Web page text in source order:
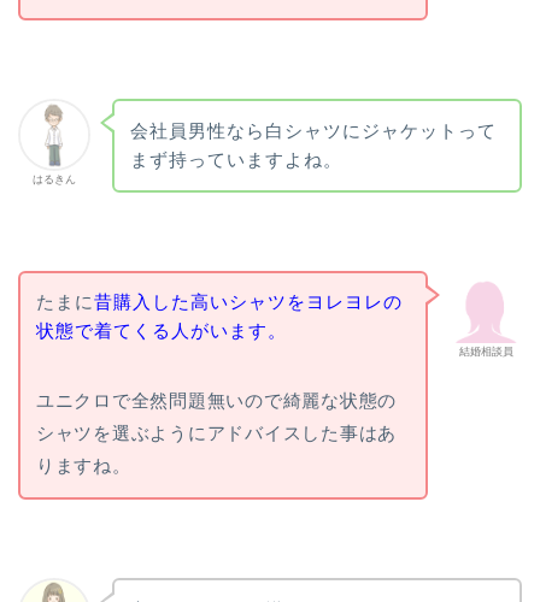
はるきん
会社員男性なら白シャツにジャケットって
まず持っていますよね。
結婚相談員
たまに昔購入した高いシャツをヨレヨレの
状態で着てくる人がいます。
ユニクロで全然問題無いので綺麗な状態の
シャツを選ぶようにアドバイスした事はあ
りますね。